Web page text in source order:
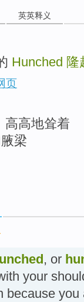
英英释义
Hunched 隆
页
高高地耸着
梁
, or
your
because you